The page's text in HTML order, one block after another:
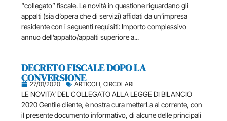
“collegato” fiscale. Le novità in questione riguardano gli
appalti (sia d’opera che di servizi) affidati da un’impresa
residente con i seguenti requisiti: Importo complessivo
annuo dell’appalto/appalti superiore a...
DECRETO FISCALE DOPO LA
CONVERSIONE
27/01/2020 ARTICOLI,CIRCOLARI
LE NOVITA’ DEL COLLEGATO ALLA LEGGE DI BILANCIO
2020 Gentile cliente, è nostra cura metterLa al corrente, con
il presente documento informativo, di alcune delle principali